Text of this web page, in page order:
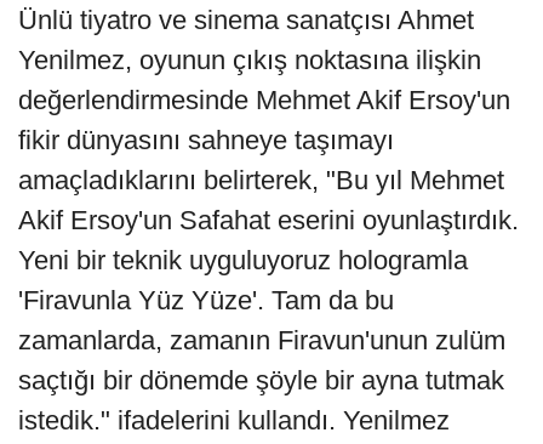
Ünlü tiyatro ve sinema sanatçısı Ahmet
Yenilmez, oyunun çıkış noktasına ilişkin
değerlendirmesinde Mehmet Akif Ersoy'un
fikir dünyasını sahneye taşımayı
amaçladıklarını belirterek, "Bu yıl Mehmet
Akif Ersoy'un Safahat eserini oyunlaştırdık.
Yeni bir teknik uyguluyoruz hologramla
'Firavunla Yüz Yüze'. Tam da bu
zamanlarda, zamanın Firavun'unun zulüm
saçtığı bir dönemde şöyle bir ayna tutmak
istedik." ifadelerini kullandı. Yenilmez